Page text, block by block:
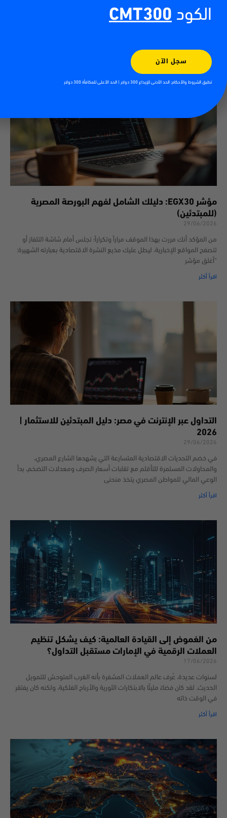
أدى صعود العملات الرقمية إلى خلق فرص جديدة للأفراد الراغبين في المشاركة
اقرأ أكثر
مؤشر EGX30: دليلك الشامل لفهم البورصة المصرية
(للمبتدئين)
29/06/2026
من المؤكد أنك مررت بهذا الموقف مراراً وتكراراً؛ تجلس أمام شاشة التلفاز أو
تتصفح المواقع الإخبارية، ليطل عليك مذيع النشرة الاقتصادية بعبارته الشهيرة:
“أغلق مؤشر
اقرأ أكثر
التداول عبر الإنترنت في مصر: دليل المبتدئين للاستثمار |
2026
29/06/2026
في خضم التحديات الاقتصادية المتسارعة التي يشهدها الشارع المصري،
والمحاولات المستمرة للتأقلم مع تقلبات أسعار الصرف ومعدلات التضخم، بدأ
الوعي المالي للمواطن المصري يتخذ منحنى
اقرأ أكثر
من الغموض إلى القيادة العالمية: كيف يشكل تنظيم
العملات الرقمية في الإمارات مستقبل التداول؟
17/06/2026
لسنوات عديدة، عُرف عالم العملات المشفرة بأنه الغرب المتوحش للتمويل
الحديث. لقد كان فضاءً مليئًا بالابتكارات الثورية والأرباح الفلكية، ولكنه كان يفتقر
في الوقت ذاته
اقرأ أكثر
الكود CMT300
سجل الآن
تطبق الشروط والأحكام: الحد الأدنى للإيداع 300 دولار | الحد الأعلى للمكافأة 300 دولار